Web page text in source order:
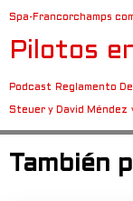
Spa-Francorchamps
Pilotos
Podcast Reglamento
Steuer y David Méndez
También